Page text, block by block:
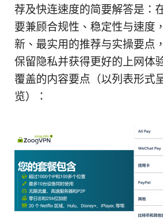
荐及快连速度的简要解答是：
要兼顾合规性、稳定性与速度
新、最实用的推荐与实操要点
保留隐私并获得更好的上网体
覆盖的内容要点（以列表形式
览）：